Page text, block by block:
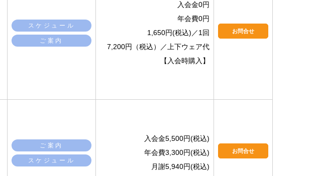
スケジュール
ご案内
入会金0円
年会費0円
1,650円(税込)／1回
7,200円（税込）／上下ウェア代
【入会時購入】
お問合せ
ご案内
スケジュール
入会金5,500円(税込)
年会費3,300円(税込)
月謝5,940円(税込)
お問合せ